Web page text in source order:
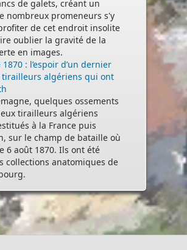
de galets, créant un
nombreux promeneurs s'y
de cet endroit insolite
oublier la gravité de la
en images.
: l’espoir d’un dernier
tirailleurs algériens qui ont
quelques ossements
tirailleurs algériens
à la France puis
sur le champ de bataille où
6 août 1870. Ils ont été
collections anatomiques de